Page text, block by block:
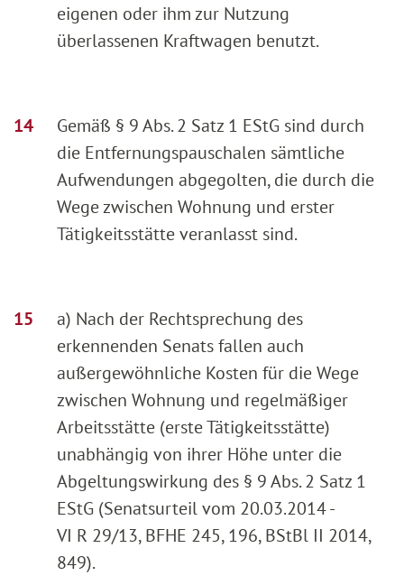
eigenen oder ihm zur Nutzung
überlassenen Kraftwagen benutzt.
Gemäß § 9 Abs. 2 Satz 1 EStG sind durch
die Entfernungspauschalen sämtliche
Aufwendungen abgegolten, die durch die
Wege zwischen Wohnung und erster
Tätigkeitsstätte veranlasst sind.
a) Nach der Rechtsprechung des
erkennenden Senats fallen auch
außergewöhnliche Kosten für die Wege
zwischen Wohnung und regelmäßiger
Arbeitsstätte (erste Tätigkeitsstätte)
unabhängig von ihrer Höhe unter die
Abgeltungswirkung des § 9 Abs. 2 Satz 1
EStG (Senatsurteil vom 20.03.2014 -
VI R 29/13, BFHE 245, 196, BStBl II 2014,
849).